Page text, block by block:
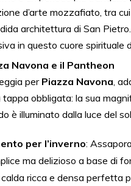
d’arte mozzafiato, tra
architettura di San
in questo cuore spirituale
Navona e il Pantheon
per Piazza Navona ,
tappa obbligata: la sua
è illuminato dalla luce del
per l’inverno:
ma delizioso a base di
ricca e densa perfetta